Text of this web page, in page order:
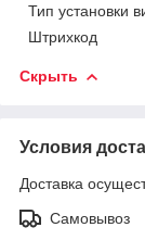
Тип установки
Штрихкод
Скрыть
Условия
Доставка
Самовывоз